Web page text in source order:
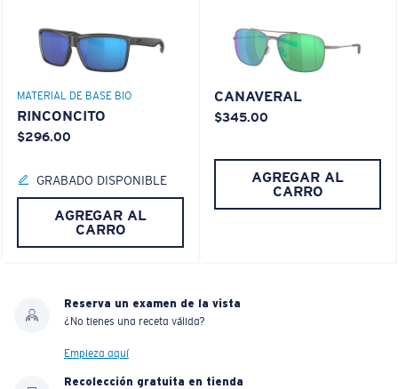
MATERIAL DE BASE BIO
RINCONCITO
$296.00
GRABADO DISPONIBLE
AGREGAR AL
CARRO
CANAVERAL
$345.00
AGREGAR AL
CARRO
Reserva un examen de la vista
¿No tienes una receta válida?
Empieza aquí
Recolección gratuita en tienda